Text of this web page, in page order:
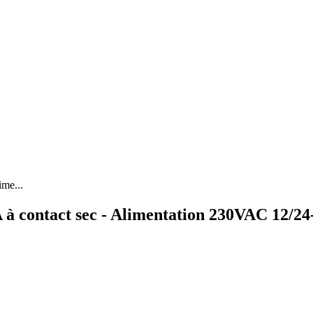
contact sec - Alimentation 230VAC 12/